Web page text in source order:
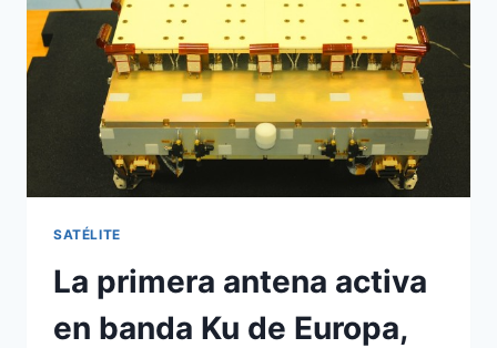
HISPASAT
SATÉLITE
La primera antena activa
en banda Ku de Europa,